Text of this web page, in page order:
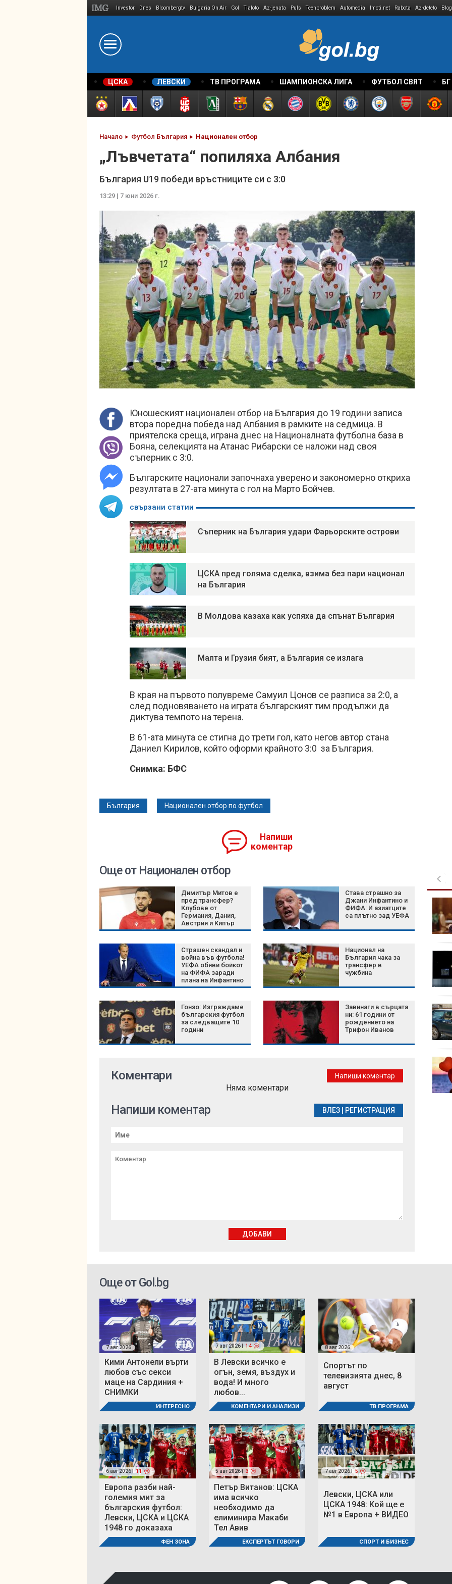
Investor Dnes Bloombergtv Bulgaria On Air Gol Tialoto Az-jenata Puls Teenproblem Automedia Imoti.net Rabota Az-deteto Blog
ЦСКА ЛЕВСКИ ТВ ПРОГРАМА ШАМПИОНСКА ЛИГА ФУТБОЛ СВЯТ
Начало Футбол България Национален отбор
„Лъвчетата“ попиляха Албания
България U19 победи връстниците си с 3:0
13:29 | 7 юни 2026 г.
Юношеският национален отбор на България до 19 години записа
втора поредна победа над Албания в рамките на седмица. В
приятелска среща, играна днес на Националната футболна база в
Бояна, селекцията на Атанас Рибарски се наложи над своя
съперник с 3:0.
Българските национали започнаха уверено и закономерно откриха
резултата в 27-ата минута с гол на Марто Бойчев.
свързани статии
Съперник на България удари Фарьорските острови
ЦСКА пред голяма сделка, взима без пари национал
на България
В Молдова казаха как успяха да спънат България
Малта и Грузия бият, а България се излага
В края на първото полувреме Самуил Цонов се разписа за 2:0, а
след подновяването на играта българският тим продължи да
диктува темпото на терена.
В 61-ата минута се стигна до трети гол, като негов автор стана
Даниел Кирилов, който оформи крайното 3:0 за България.
Снимка: БФС
България Национален отбор по футбол
Напиши
коментар
Още от Национален отбор
Димитър Митов е
пред трансфер?
Клубове от
Германия, Дания,
Австрия и Кипър
следят национала
Става страшно за
Джани Инфантино и
ФИФА: И азиатците
са плътно зад УЕФА
Страшен скандал и
война във футбола!
УЕФА обяви бойкот
на ФИФА заради
плана на Инфантино
Национал на
България чака за
трансфер в
чужбина
Гонзо: Изграждаме
българския футбол
за следващите 10
години
Завинаги в сърцата
ни: 61 години от
рождението на
Трифон Иванов
Църковен празник на 8
август: Какво носи
денят на Св. Мирон и
какво не бива да
По-добър живот за 3
зодии по време на
директното движение
Кои 6 семена са най-
добрият съюзник на
сърцето?
денонощен канал в
YouTube
Коментари Напиши коментар
Няма коментари
Напиши коментар ВЛЕЗ РЕГИСТРАЦИЯ
ДОБАВИ
Още от Gol.bg
7 авг 2026
Кими Антонели върти
любов със секси
маце на Сардиния +
СНИМКИ
ИНТЕРЕСНО
7 авг 2026 | 14
В Левски всичко е
огън, земя, въздух и
вода! И много
любов...
КОМЕНТАРИ И АНАЛИЗИ
8 авг 2026
Спортът по
телевизията днес, 8
август
ТВ ПРОГРАМА
6 авг 2026 | 11
Европа разби най-
големия мит за
българския футбол:
Левски, ЦСКА и ЦСКА
1948 го доказаха
ФЕН ЗОНА
5 авг 2026 | 3
Петър Витанов: ЦСКА
има всичко
необходимо да
елиминира Макаби
Тел Авив
ЕКСПЕРТЪТ ГОВОРИ
7 авг 2026 | 5
Левски, ЦСКА или
ЦСКА 1948: Кой ще е
№1 в Европа + ВИДЕО
СПОРТ И БИЗНЕС